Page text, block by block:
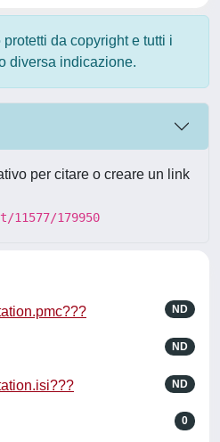
protetti da copyright e tutti i
diversa indicazione.
per citare o creare un link
179950
ND
ND
ND
0